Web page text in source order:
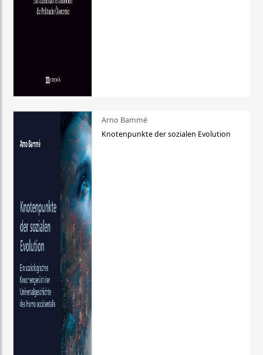
Arno Bammé
Knotenpunkte der sozialen Evolution